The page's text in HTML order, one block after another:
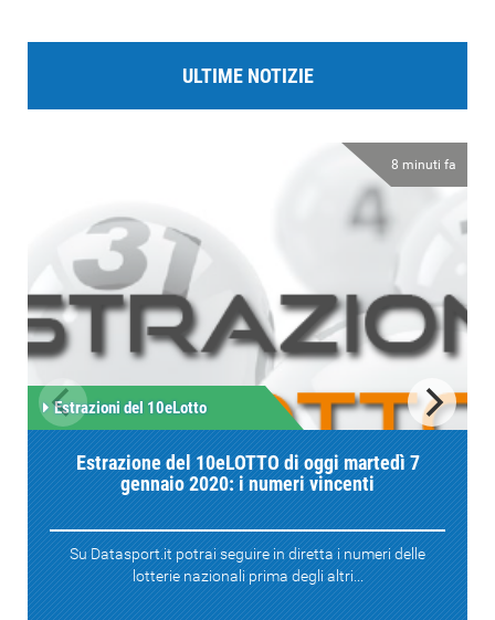
ULTIME NOTIZIE
8 minuti fa
Estrazioni del 10eLotto
Estrazione del 10eLOTTO di oggi martedì 7
gennaio 2020: i numeri vincenti
Su Datasport.it potrai seguire in diretta i numeri delle
lotterie nazionali prima degli altri...